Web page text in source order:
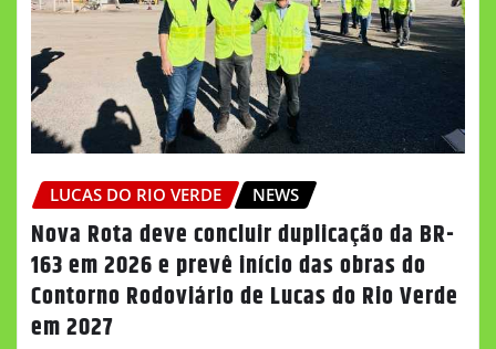
LUCAS DO RIO VERDE NEWS
Nova Rota deve concluir duplicação da BR-
163 em 2026 e prevê início das obras do
Contorno Rodoviário de Lucas do Rio Verde
em 2027